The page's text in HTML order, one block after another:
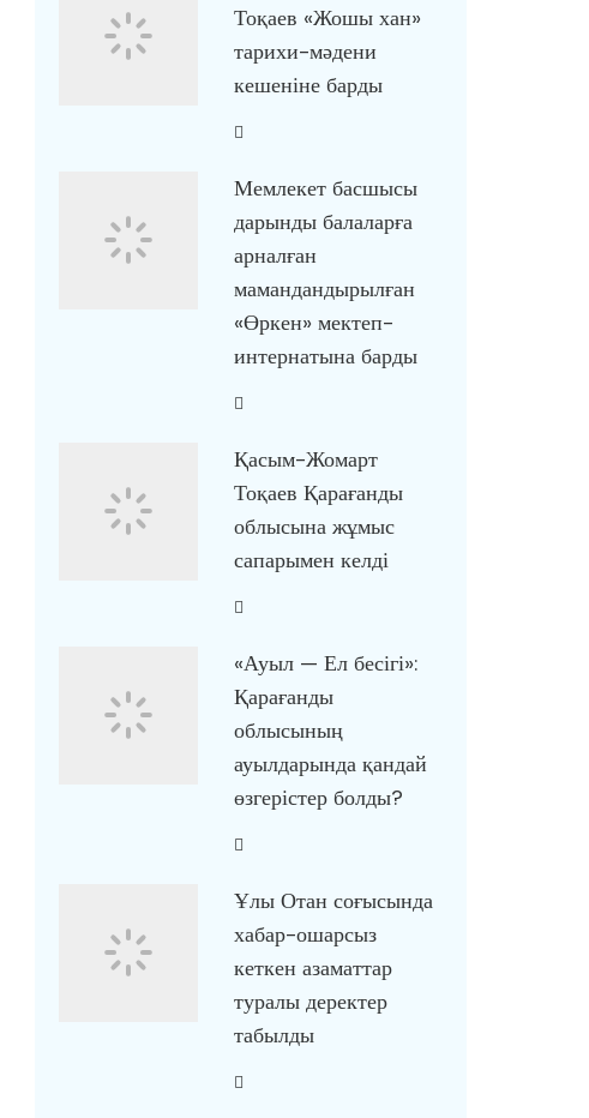
Тоқаев «Жошы хан»
тарихи-мәдени
кешеніне барды
Мемлекет басшысы
дарынды балаларға
арналған
мамандандырылған
«Өркен» мектеп-
интернатына барды
Қасым-Жомарт
Тоқаев Қарағанды
облысына жұмыс
сапарымен келді
«Ауыл — Ел бесігі»:
Қарағанды
облысының
ауылдарында қандай
өзгерістер болды?
Ұлы Отан соғысында
хабар-ошарсыз
кеткен азаматтар
туралы деректер
табылды